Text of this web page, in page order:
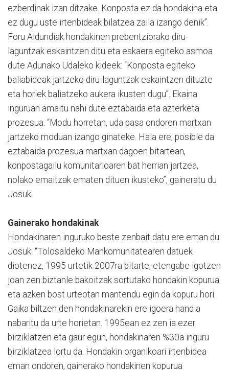
ezberdinak izan ditzake. Konposta ez da hondakina eta
ez dugu uste irtenbideak bilatzea zaila izango denik”.
Foru Aldundiak hondakinen prebentziorako diru-
laguntzak eskaintzen ditu eta eskaera egiteko asmoa
dute Adunako Udaleko kideek: “Konposta egiteko
baliabideak jartzeko diru-laguntzak eskaintzen dituzte
eta horiek baliatzeko aukera ikusten dugu”. Ekaina
inguruan amaitu nahi dute eztabaida eta azterketa
prozesua. “Modu horretan, uda pasa ondoren martxan
jartzeko moduan izango ginateke. Hala ere, posible da
eztabaida prozesua martxan dagoen bitartean,
konpostagailu komunitarioaren bat herrian jartzea,
nolako emaitzak ematen dituen ikusteko”, gaineratu du
Josuk.
Gainerako hondakinak
Hondakinaren inguruko beste zenbait datu ere eman du
Josuk: “Tolosaldeko Mankomunitatearen datuek
diotenez, 1995 urtetik 2007ra bitarte, etengabe igotzen
joan zen biztanle bakoitzak sortutako hondakin kopurua
eta azken bost urteotan mantendu egin da kopuru hori.
Gaika biltzen den hondakinarekin ere igoera handia
nabaritu da urte horietan. 1995ean ez zen ia ezer
birziklatzen eta gaur egun, hondakinaren %30a inguru
birziklatzea lortu da. Hondakin organikoari irtenbidea
eman ondoren, gainerako hondakinen kopurua